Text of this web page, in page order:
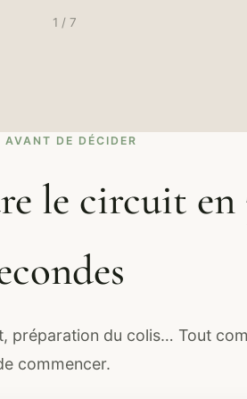
1 / 7
AVANT DE DÉCIDER
le circuit en
préparation du colis… Tout
commencer.